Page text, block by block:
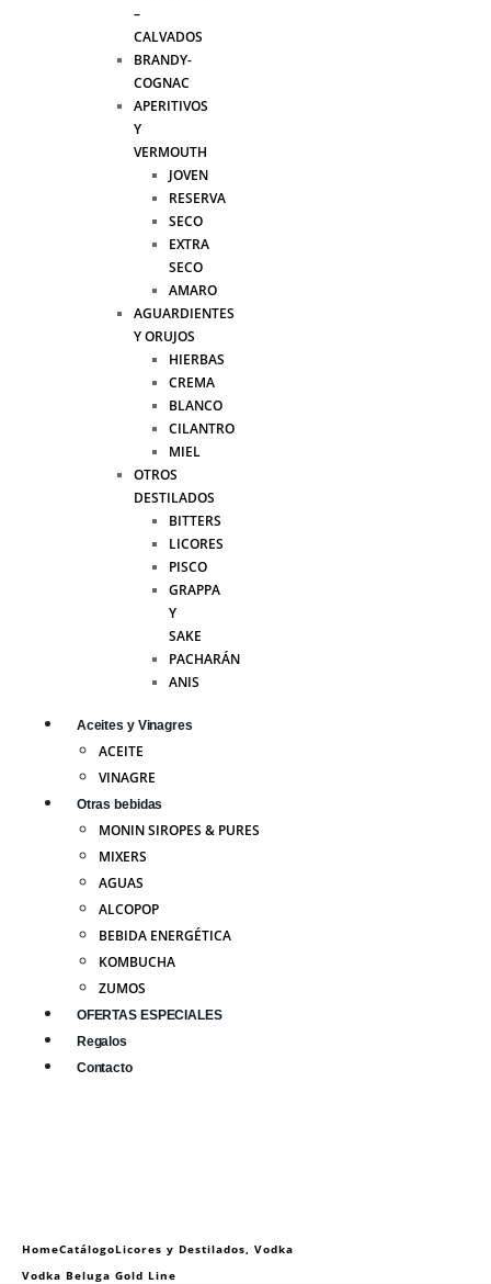
–
CALVADOS
BRANDY-
COGNAC
APERITIVOS
Y
VERMOUTH
JOVEN
RESERVA
SECO
EXTRA
SECO
AMARO
AGUARDIENTES
Y ORUJOS
HIERBAS
CREMA
BLANCO
CILANTRO
MIEL
OTROS
DESTILADOS
BITTERS
LICORES
PISCO
GRAPPA
Y
SAKE
PACHARÁN
ANIS
Aceites y Vinagres
ACEITE
VINAGRE
Otras bebidas
MONIN SIROPES & PURES
MIXERS
AGUAS
ALCOPOP
BEBIDA ENERGÉTICA
KOMBUCHA
ZUMOS
OFERTAS ESPECIALES
Regalos
Contacto
HomeCatálogoLicores y Destilados, Vodka
Vodka Beluga Gold Line